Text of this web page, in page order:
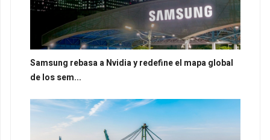
Samsung rebasa a Nvidia y redefine el mapa global
de los sem...